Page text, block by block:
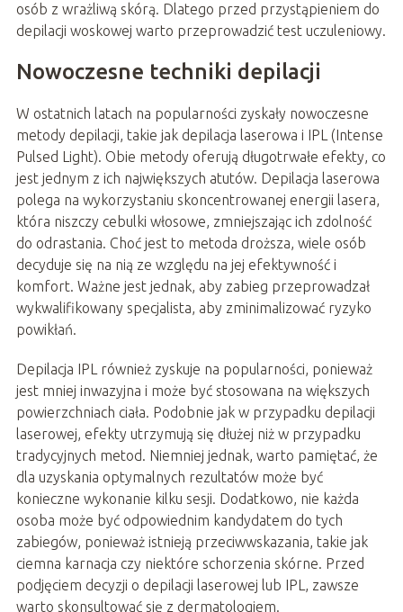
osób z wrażliwą skórą. Dlatego przed przystąpieniem do
depilacji woskowej warto przeprowadzić test uczuleniowy.
Nowoczesne techniki depilacji
W ostatnich latach na popularności zyskały nowoczesne
metody depilacji, takie jak depilacja laserowa i IPL (Intense
Pulsed Light). Obie metody oferują długotrwałe efekty, co
jest jednym z ich największych atutów. Depilacja laserowa
polega na wykorzystaniu skoncentrowanej energii lasera,
która niszczy cebulki włosowe, zmniejszając ich zdolność
do odrastania. Choć jest to metoda droższa, wiele osób
decyduje się na nią ze względu na jej efektywność i
komfort. Ważne jest jednak, aby zabieg przeprowadzał
wykwalifikowany specjalista, aby zminimalizować ryzyko
powikłań.
Depilacja IPL również zyskuje na popularności, ponieważ
jest mniej inwazyjna i może być stosowana na większych
powierzchniach ciała. Podobnie jak w przypadku depilacji
laserowej, efekty utrzymują się dłużej niż w przypadku
tradycyjnych metod. Niemniej jednak, warto pamiętać, że
dla uzyskania optymalnych rezultatów może być
konieczne wykonanie kilku sesji. Dodatkowo, nie każda
osoba może być odpowiednim kandydatem do tych
zabiegów, ponieważ istnieją przeciwwskazania, takie jak
ciemna karnacja czy niektóre schorzenia skórne. Przed
podjęciem decyzji o depilacji laserowej lub IPL, zawsze
warto skonsultować się z dermatologiem.